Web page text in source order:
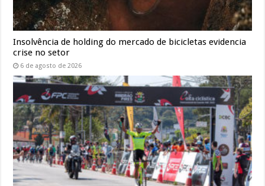
Insolvência de holding do mercado de bicicletas evidencia
crise no setor
6 de agosto de 2026